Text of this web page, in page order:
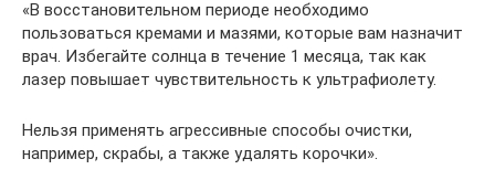
«В восстановительном периоде необходимо
пользоваться кремами и мазями, которые вам назначит
врач. Избегайте солнца в течение 1 месяца, так как
лазер повышает чувствительность к ультрафиолету.
Нельзя применять агрессивные способы очистки,
например, скрабы, а также удалять корочки».